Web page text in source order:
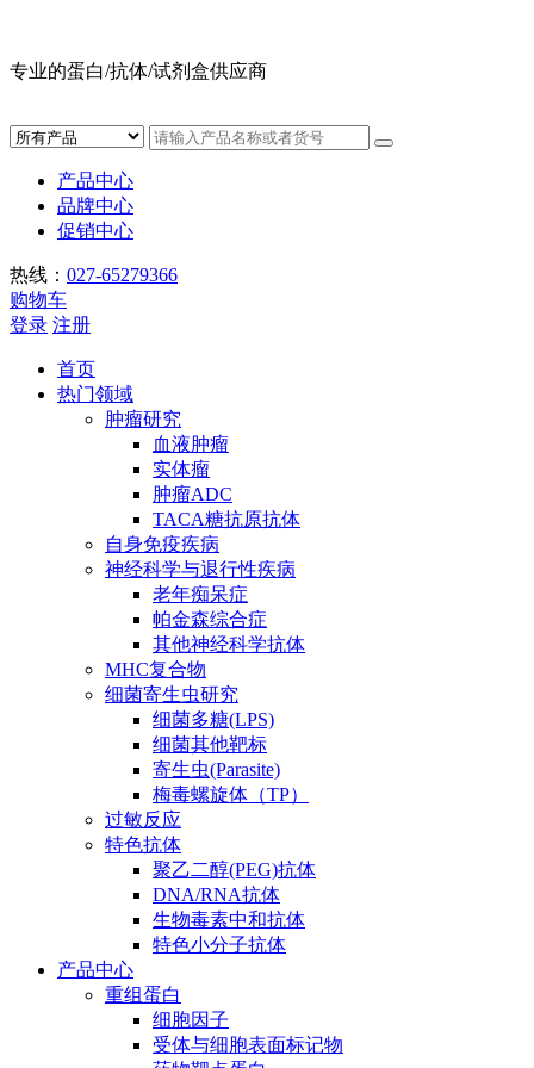
专业的蛋白/抗体/试剂盒供应商
产品中心
品牌中心
促销中心
热线： 027-65279366
购物车
登录 注册
首页
热门领域
肿瘤研究
血液肿瘤
实体瘤
肿瘤ADC
TACA糖抗原抗体
自身免疫疾病
神经科学与退行性疾病
老年痴呆症
帕金森综合症
其他神经科学抗体
MHC复合物
细菌寄生虫研究
细菌多糖(LPS)
细菌其他靶标
寄生虫(Parasite)
梅毒螺旋体（TP）
过敏反应
特色抗体
聚乙二醇(PEG)抗体
DNA/RNA抗体
生物毒素中和抗体
特色小分子抗体
产品中心
重组蛋白
细胞因子
受体与细胞表面标记物